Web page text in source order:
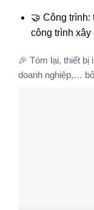
🤝 Công
công trình
🎉 Tóm lại, thiết bị
doanh nghiệp,…